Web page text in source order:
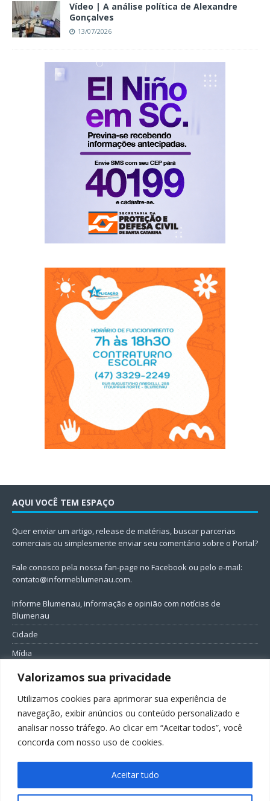
Valorizamos sua privacidade
Utilizamos cookies para aprimorar sua experiência de
navegação, exibir anúncios ou conteúdo personalizado e
analisar nosso tráfego. Ao clicar em “Aceitar todos”, você
concorda com nosso uso de cookies.
Aceitar tudo
Vídeo | A análise política de Alexandre
Gonçalves
13/07/2026
AQUI VOCÊ TEM ESPAÇO
Quer enviar um artigo, release de matérias, buscar parcerias
comerciais ou simplesmente enviar seu comentário sobre o Portal?
Fale conosco pela nossa fan-page no Facebook ou pelo e-mail:
contato@informeblumenau.com.
Informe Blumenau, informação e opinião com notícias de
Blumenau
Cidade
Mídia
Entretenimento
Política
FIQUE CONECTADO